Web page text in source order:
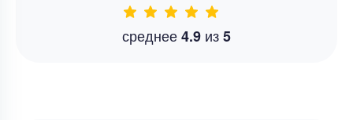
среднее4.9 из5